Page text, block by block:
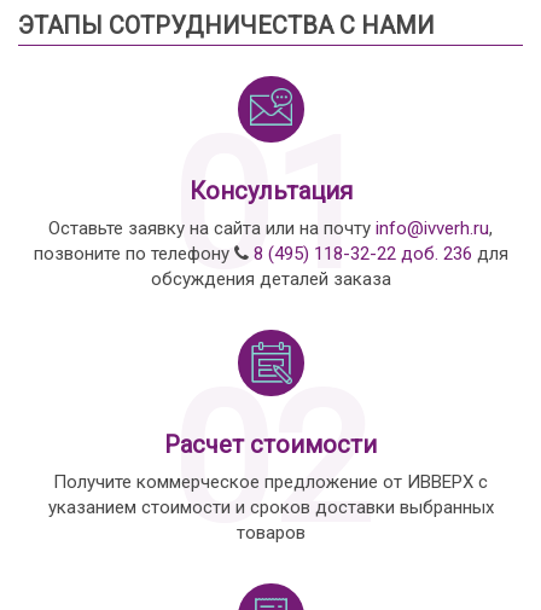
ЭТАПЫ СОТРУДНИЧЕСТВА С НАМИ
01
Консультация
Оставьте заявку на сайта или на почту info@ivverh.ru,
позвоните по телефону
8 (495) 118-32-22 доб. 236 для
обсуждения деталей заказа
02
Расчет стоимости
Получите коммерческое предложение от ИВВЕРХ с
указанием стоимости и сроков доставки выбранных
товаров